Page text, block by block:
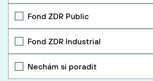
Fond ZDR Public
Fond ZDR Industrial
Nechám si poradit